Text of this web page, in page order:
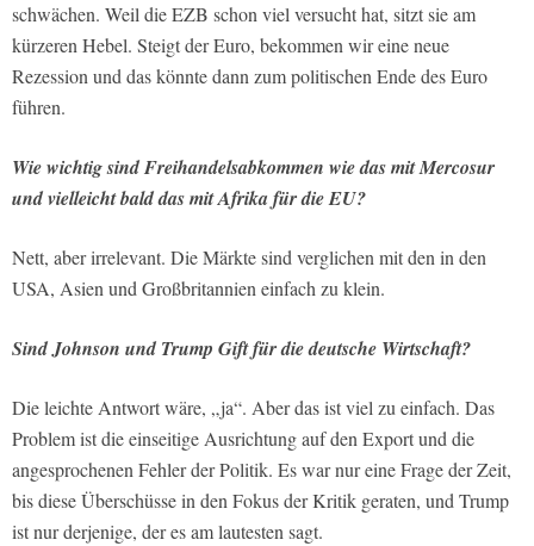
schwächen. Weil die EZB schon viel versucht hat, sitzt sie am
kürzeren Hebel. Steigt der Euro, bekommen wir eine neue
Rezession und das könnte dann zum politischen Ende des Euro
führen.
Wie wichtig sind Freihandelsabkommen wie das mit Mercosur
und vielleicht bald das mit Afrika für die EU?
Nett, aber irrelevant. Die Märkte sind verglichen mit den in den
USA, Asien und Großbritannien einfach zu klein.
Sind Johnson und Trump Gift für die deutsche Wirtschaft?
Die leichte Antwort wäre, „ja“. Aber das ist viel zu einfach. Das
Problem ist die einseitige Ausrichtung auf den Export und die
angesprochenen Fehler der Politik. Es war nur eine Frage der Zeit,
bis diese Überschüsse in den Fokus der Kritik geraten, und Trump
ist nur derjenige, der es am lautesten sagt.